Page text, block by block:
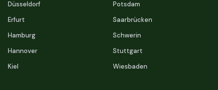
Düsseldorf
Erfurt
Hamburg
Hannover
Kiel
Potsdam
Saarbrücken
Schwerin
Stuttgart
Wiesbaden